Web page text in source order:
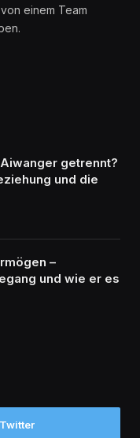
einem Team
getrennt?
und die
–
und wie er es
Twitter